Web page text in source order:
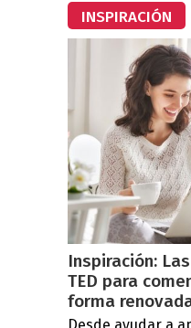
INSPIRACIÓN
Inspiración:
TED para
forma